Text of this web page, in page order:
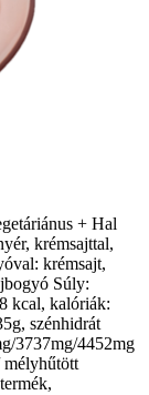
+ Hal
krémsajttal,
krémsajt,
Súly:
kcal, kalóriák:
szénhidrát
3737mg/4452mg
mélyhűtött